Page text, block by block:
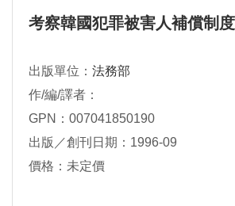
考察韓國犯罪被害人補償制
出版單位： 法務部
作/編/譯者：
GPN：007041850190
出版／創刊日期：1996-09
價格：未定價